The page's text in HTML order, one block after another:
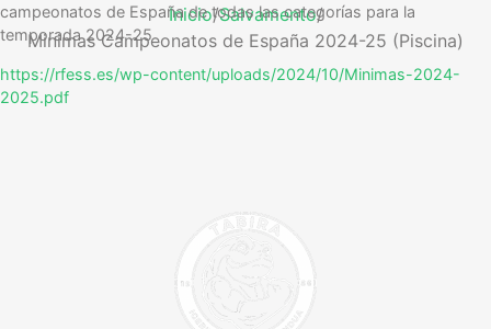
Inicio/Salvamento/
Minimas Campeonatos de España 2024-25 (Piscina)
campeonatos de España de todas las categorías para la
temporada 2024-25
https://rfess.es/wp-content/uploads/2024/10/Minimas-2024-
2025.pdf